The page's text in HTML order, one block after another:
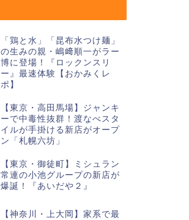
「鶏と水」「昆布水つけ麺」
の生みの親・嶋﨑順一がラー
博に登場！『ロックンスリ
ー』最速体験【おかみくレ
ポ】
【東京・高田馬場】ジャンキ
ーで中毒性抜群！渡なべスタ
イルが手掛ける新店がオープ
ン「札幌六坊」
【東京・御徒町】ミシュラン
常連の小池グループの新店が
爆誕！『あいだや２』
【神奈川・上大岡】家系で最